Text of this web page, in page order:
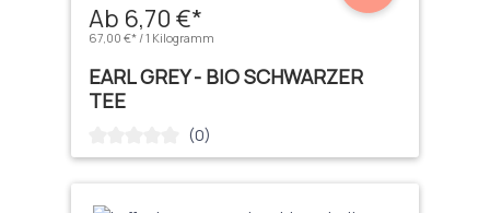
Ab 6,70 €*
67,00 €* / 1 Kilogramm
EARL GREY - BIO SCHWARZER
TEE
Durchschnittliche Bewertung von 0 von 5 Sternen
(0)